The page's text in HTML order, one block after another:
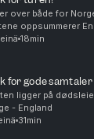
over både for
oppsummerer
Takk for
18min
for gode samtaler
ligger på
- England
31min